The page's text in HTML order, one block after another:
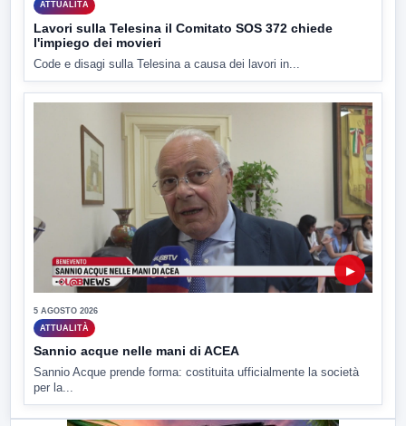
ATTUALITÀ
Lavori sulla Telesina il Comitato SOS 372 chiede
l'impiego dei movieri
Code e disagi sulla Telesina a causa dei lavori in...
▶
5 AGOSTO 2026
ATTUALITÀ
Sannio acque nelle mani di ACEA
Sannio Acque prende forma: costituita ufficialmente la società
per la...